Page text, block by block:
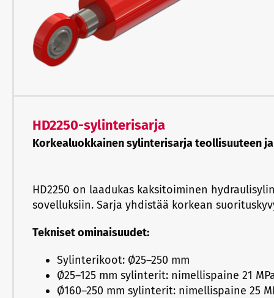
HD2250-sylinterisarja
Korkealuokkainen sylinterisarja teollisuuteen
HD2250 on laadukas kaksitoiminen
sovelluksiin. Sarja yhdistää korkean
Tekniset ominaisuudet:
Sylinterikoot: Ø25–250 mm
Ø25–125 mm sylinterit: nimellispaine 21
Ø160–250 mm sylinterit: nimellispaine 25